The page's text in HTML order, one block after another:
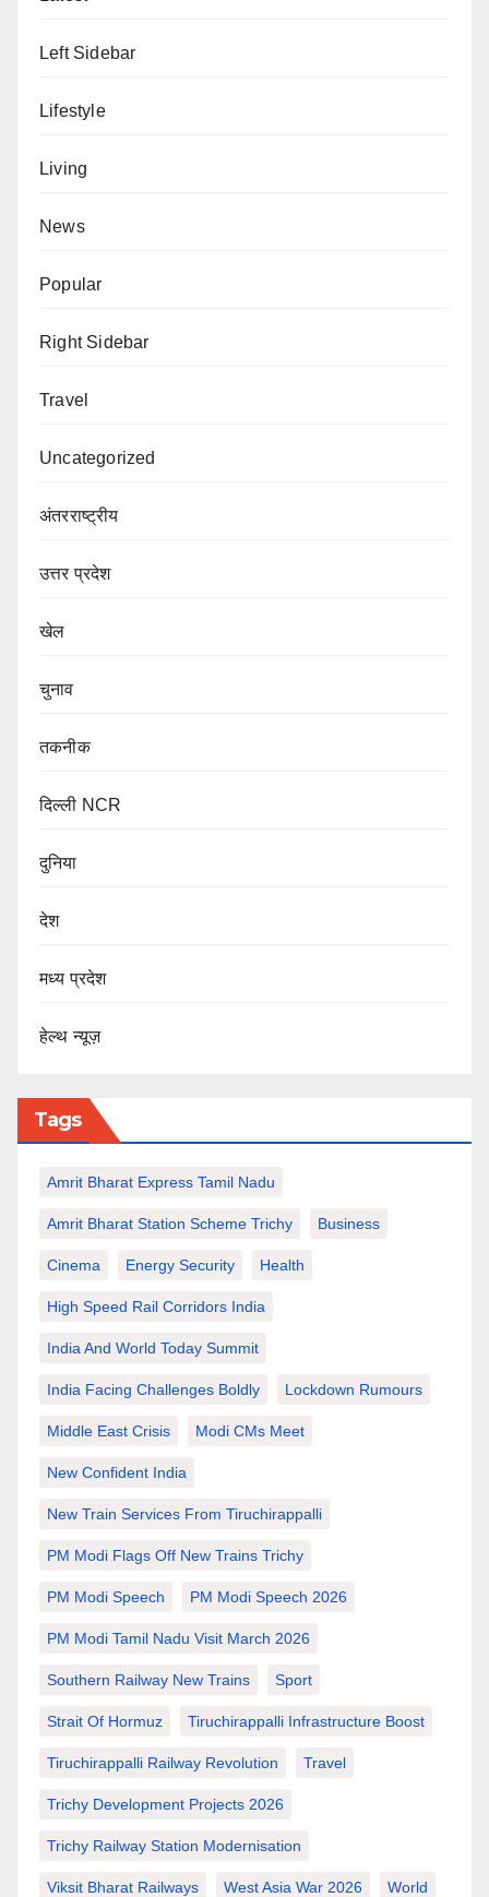
Left Sidebar
Lifestyle
Living
News
Popular
Right Sidebar
Travel
Uncategorized
अंतरराष्ट्रीय
उत्तर प्रदेश
खेल
चुनाव
तकनीक
दिल्ली NCR
दुनिया
देश
मध्य प्रदेश
हेल्थ न्यूज़
Tags
Amrit Bharat Express Tamil Nadu
Amrit Bharat Station Scheme Trichy Business
Cinema Energy Security Health
High Speed Rail Corridors India
India And World Today Summit
India Facing Challenges Boldly Lockdown Rumours
Middle East Crisis Modi CMs Meet
New Confident India
New Train Services From Tiruchirappalli
PM Modi Flags Off New Trains Trichy
PM Modi Speech PM Modi Speech 2026
PM Modi Tamil Nadu Visit March 2026
Southern Railway New Trains Sport
Strait Of Hormuz Tiruchirappalli Infrastructure Boost
Tiruchirappalli Railway Revolution Travel
Trichy Development Projects 2026
Trichy Railway Station Modernisation
Viksit Bharat Railways West Asia War 2026 World